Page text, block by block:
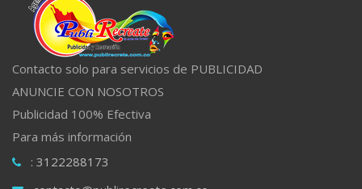
Contacto solo para servicios de PUBLICIDAD
ANUNCIE CON NOSOTROS
Publicidad 100% Efectiva
Para más información
: 3122288173